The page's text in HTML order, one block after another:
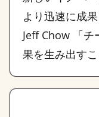
より迅速に成
Jeff Chow 「
果を生み出す